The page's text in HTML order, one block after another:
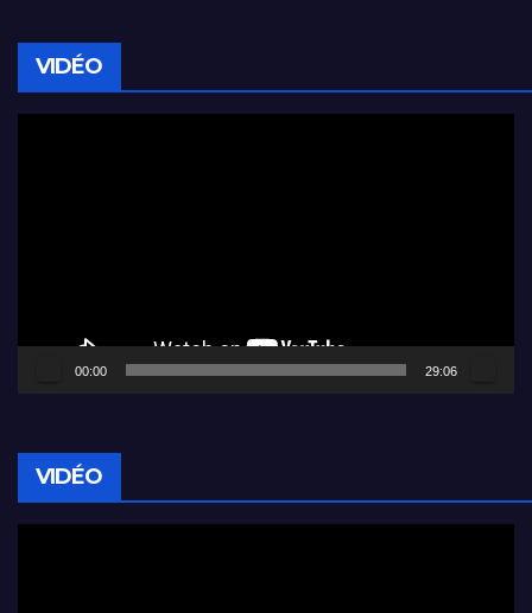
VIDÉO
00:00 29:06
VIDÉO